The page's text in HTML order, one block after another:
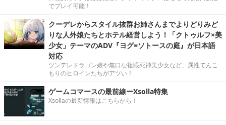
でプレイ可能！
クーデレからスタイル抜群お姉さんまでよりどりみど
りな人外娘たちとホテル経営しよう！「クトゥルフ×美
少女」テーマのADV『ヨグ=ソトースの庭』が日本語
対応
ツンデレドラゴン娘や無口な複眼死神美少女など、属性てんこ
もりのヒロインたちがアツい！
ゲームコマースの最前線ーXsolla特集
Xsollaの最新情報はこちらから！